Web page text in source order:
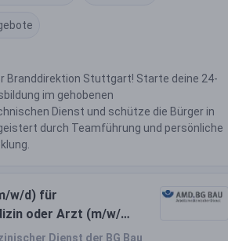
Branddirektion Stuttgart! Starte deine 24-
im gehobenen
Dienst und schütze die Bürger in
durch Teamführung und persönliche
w/d) für
oder Arzt (m/w/d)
Arbeitsmedizin
Dienst der BG Bau